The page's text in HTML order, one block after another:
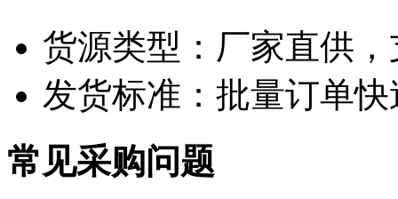
货源类型：厂家直供
发货标准：批量订单
常见采购问题